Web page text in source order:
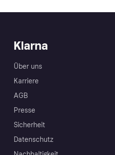
Klarna
Über uns
Karriere
AGB
Presse
Sicherheit
Datenschutz